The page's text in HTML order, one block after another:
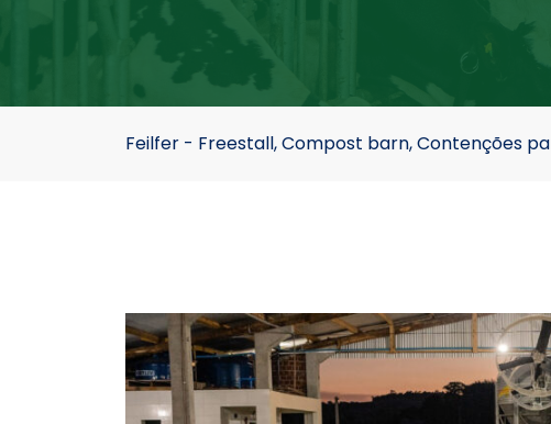
Feilfer - Freestall, Compost barn, Contenções